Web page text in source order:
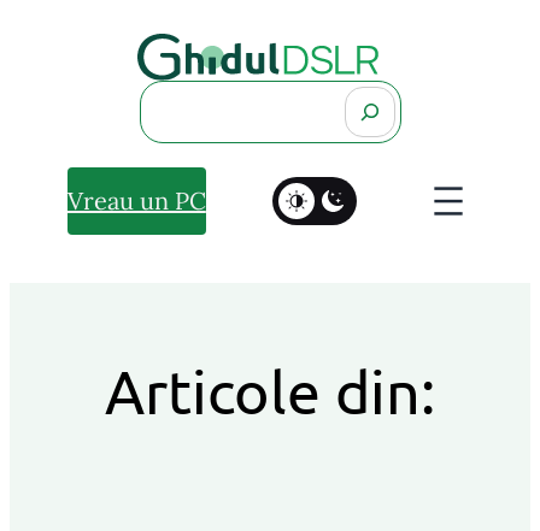
Search
Vreau un PC
Articole din: